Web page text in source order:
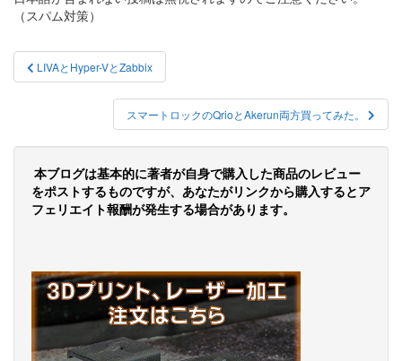
（スパム対策）
投
稿
ビ
ゲ
ー
ョ
ン
LIVAとHyper-VとZabbix
スマートロックのQrioとAkerun両方買ってみた。
本ブログは基本的に著者が自身で購入した商品のレビュー
をポストするものですが、あなたがリンクから購入するとア
フェリエイト報酬が発生する場合があります。